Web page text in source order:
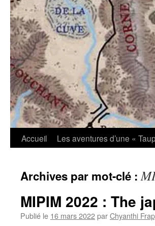
Accueil Les aventures d’une «
Archives par mot-clé :
MIPIM 2022 : The
Publié le 16 mars 2022parChyanthi